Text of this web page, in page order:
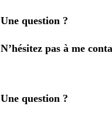
Une question ?
N’hésitez pas à me
Une question ?